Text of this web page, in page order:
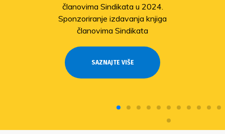
članovima Sindikata u 2024.
Sponzoriranje izdavanja knjiga
članovima Sindikata
SAZNAJTE VIŠE